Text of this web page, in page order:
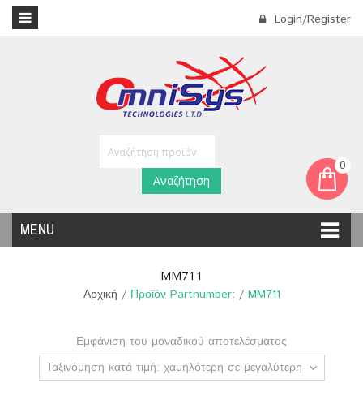
Login/Register
0
MENU
Αναζήτηση
MM711
Αρχική / Προϊόν Partnumber: / MM711
Εμφάνιση του μοναδικού αποτελέσματος
Ταξινόμηση κατά τιμή: χαμηλότερη σε μεγαλύτερη